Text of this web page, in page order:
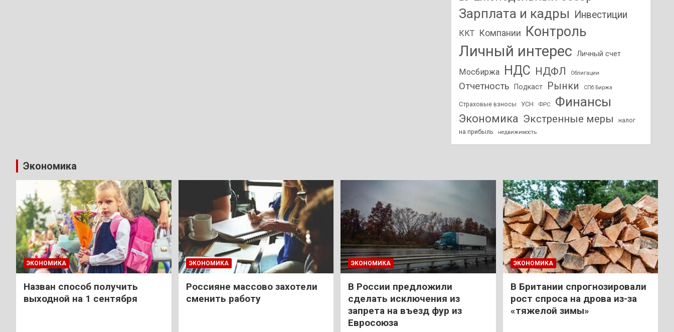
Зарплата и кадры Инвестиции
ККТ Компании Контроль
Личный интерес Личный счет
Мосбиржа НДС НДФЛ Облигации
Отчетность Подкаст Рынки СПб Биржа
Страховые взносы УСН ФРС Финансы
Экономика Экстренные меры
налог
на прибыль
недвижимость
Экономика
ЭКОНОМИКА
Назван способ получить
выходной на 1 сентября
ЭКОНОМИКА
Россияне массово захотели
сменить работу
ЭКОНОМИКА
В России предложили
сделать исключения из
запрета на въезд фур из
Евросоюза
ЭКОНОМИКА
В Британии спрогнозировали
рост спроса на дрова из-за
«тяжелой зимы»